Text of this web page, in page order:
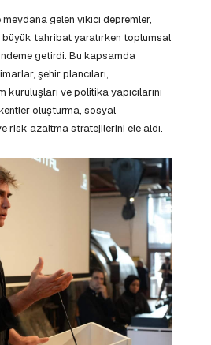
gelen yıkıcı depremler,
büyük tahribat yaratırken toplumsal
getirdi. Bu kapsamda
şehir plancıları,
ve politika yapıcılarını
oluşturma, sosyal
risk azaltma stratejilerini ele aldı.